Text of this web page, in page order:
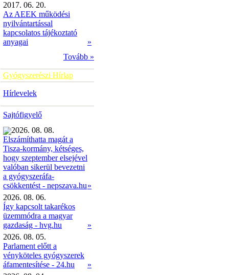
2017. 06. 20.
Az AEEK működési
nyilvántartással
kapcsolatos tájékoztató
anyagai
»
Tovább »
Gyógyszerészi Hírlap
Hírlevelek
Sajtófigyelő
2026. 08. 08.
Elszámíthatta magát a
Tisza-kormány, kétséges,
hogy szeptember elsejével
valóban sikerül bevezetni
a gyógyszeráfa-
csökkentést - nepszava.hu»
2026. 08. 06.
Így kapcsolt takarékos
üzemmódra a magyar
gazdaság - hvg.hu
»
2026. 08. 05.
Parlament előtt a
vényköteles gyógyszerek
áfamentesítése - 24.hu
»